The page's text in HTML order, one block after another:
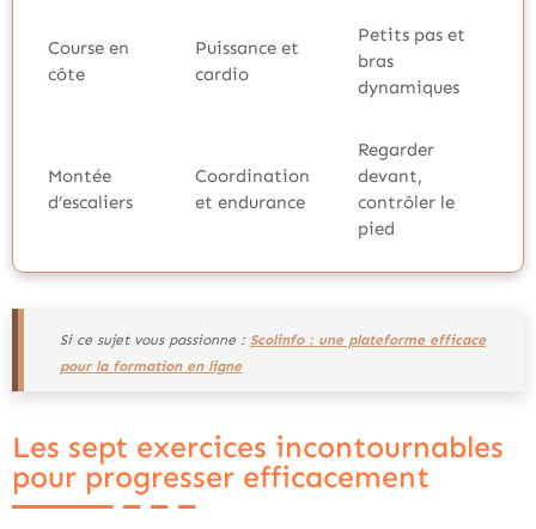
Course en
côte
Puissance et
cardio
Petits pas et
bras
dynamiques
Montée
d’escaliers
Coordination
et endurance
Regarder
devant,
contrôler le
pied
Si ce sujet vous passionne : Scolinfo : une plateforme efficace
pour la formation en ligne
Les sept exercices incontournables
pour progresser efficacement